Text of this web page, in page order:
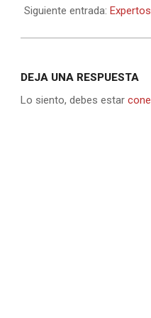
27
Siguiente entrada:
DEJA UNA RESPUESTA
Lo siento, debes estar